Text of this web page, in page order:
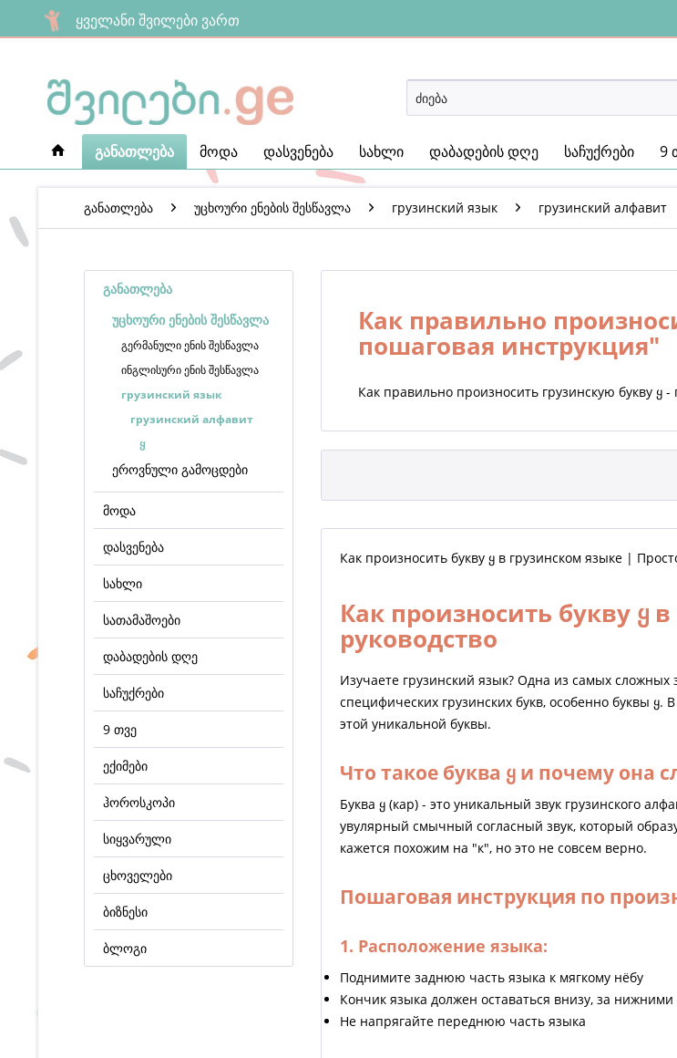
ყველანი შვილები ვართ
განათლება მოდა დასვენება სახლი დაბადების დღე საჩუქრები 9
განათლება უცხოური ენების შესწავლა грузинский язык​ грузинский алфавит
განათლება
უცხოური ენების შესწავლა
გერმანული ენის შესწავლა
ინგლისური ენის შესწავლა
грузинский язык​
грузинский алфавит
ყ
ეროვნული გამოცდები
მოდა
დასვენება
სახლი
სათამაშოები
დაბადების დღე
საჩუქრები
9 თვე
ექიმები
ჰოროსკოპი
სიყვარული
ცხოველები
ბიზნესი
ბლოგი
Как правильно
пошаговая инструкция"
Как правильно произносить грузинскую букву ყ
Как произносить букву ყ в грузинском языке |
Как произносить букву ყ
руководство
Изучаете грузинский язык? Одна из самых
специфических грузинских букв, особенно буквы
этой уникальной буквы.
Что такое буква ყ и почему она
Буква ყ (кар) - это уникальный звук грузинского
увулярный смычный согласный звук, который
кажется похожим на "к", но это не совсем верно.
Пошаговая инструкция по
1. Расположение языка:
Поднимите заднюю часть языка к мягкому нёбу
Кончик языка должен оставаться внизу, за нижними
Не напрягайте переднюю часть языка